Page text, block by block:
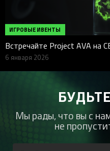
ИГРОВЫЕ ИВЕНТЫ
Встречайте Project AVA на
6 января 2026
Мы рады, что вы с
не